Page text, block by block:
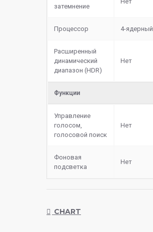
затемнение
Процессор 4-ядерный
Расширенный
динамический
диапазон (HDR)
Нет
Функции
Управление
голосом,
голосовой поиск
Нет
Фоновая
подсветка
Нет
CHART